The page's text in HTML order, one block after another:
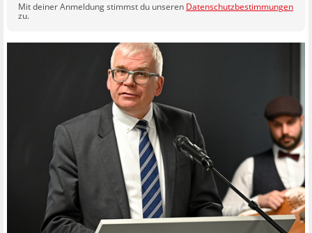
Mit deiner Anmeldung stimmst du unseren Datenschutzbestimmungen
zu.